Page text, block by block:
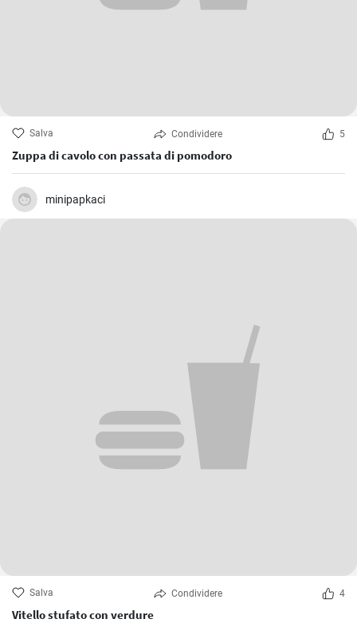
Salva Condividere 5
Zuppa di cavolo con passata di pomodoro
minipapkaci
Salva Condividere 4
Vitello stufato con verdure